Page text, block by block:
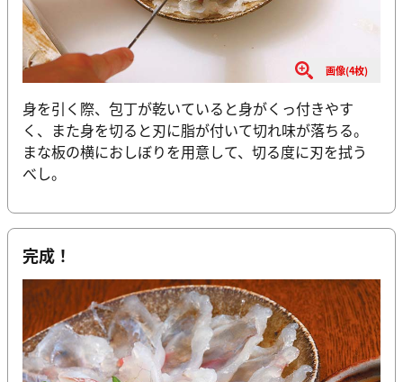
画像(4枚)
身を引く際、包丁が乾いていると身がくっ付きやす
く、また身を切ると刃に脂が付いて切れ味が落ちる。
まな板の横におしぼりを用意して、切る度に刃を拭う
べし。
完成！